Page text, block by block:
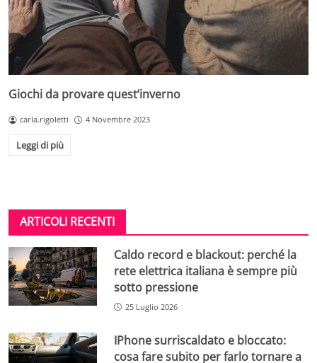
Giochi da provare quest’inverno
carla.rigoletti 4 Novembre 2023
Leggi di più
ARTICOLI RECENTI
Caldo record e blackout: perché la
rete elettrica italiana è sempre più
sotto pressione
25 Luglio 2026
IPhone surriscaldato e bloccato:
cosa fare subito per farlo tornare a